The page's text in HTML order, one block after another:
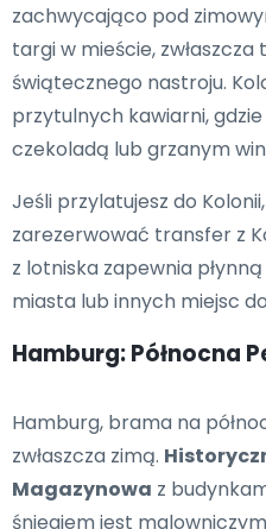
zachwycająco pod
targi w mieście,
świątecznego nastroju.
przytulnych kawiarni,
czekoladą lub grzanym
Jeśli przylatujesz do
zarezerwować transfer z
z lotniska zapewnia
miasta lub innych miejsc
Hamburg: Północna
Hamburg, brama na
zwłaszcza zimą.
Magazynowa z
śniegiem jest